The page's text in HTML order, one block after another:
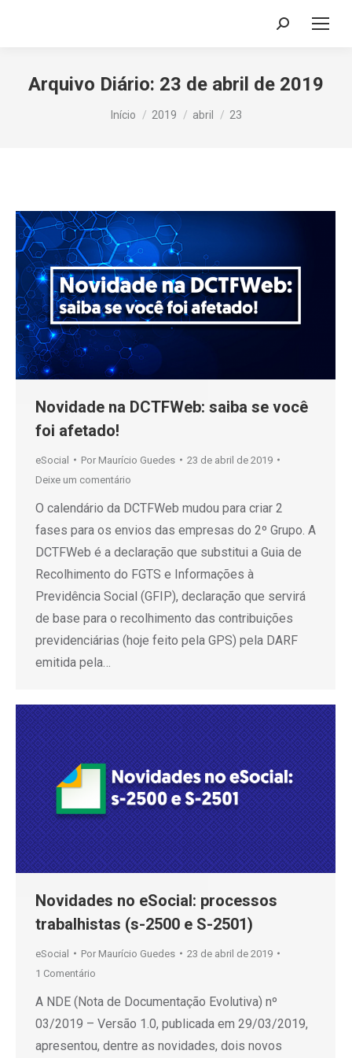
Search:
Arquivo Diário: 23 de abril de 2019
Você está aqui:
Início 2019 abril 23
Novidade na DCTFWeb: saiba se você
foi afetado!
eSocial Por Maurício Guedes
23 de abril de 2019
Deixe um comentário
O calendário da DCTFWeb mudou para criar 2
fases para os envios das empresas do 2º Grupo. A
DCTFWeb é a declaração que substitui a Guia de
Recolhimento do FGTS e Informações à
Previdência Social (GFIP), declaração que servirá
de base para o recolhimento das contribuições
previdenciárias (hoje feito pela GPS) pela DARF
emitida pela…
Novidades no eSocial: processos
trabalhistas (s-2500 e S-2501)
eSocial Por Maurício Guedes
23 de abril de 2019
1 Comentário
A NDE (Nota de Documentação Evolutiva) nº
03/2019 – Versão 1.0, publicada em 29/03/2019,
apresentou, dentre as novidades, dois novos